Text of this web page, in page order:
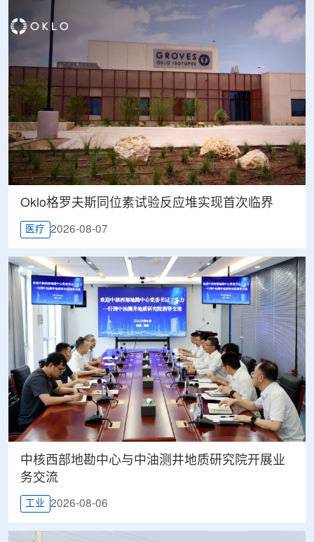
Oklo格罗夫斯同位素试验反应堆实现首次临界
医疗 2026-08-07
中核西部地勘中心与中油测井地质研究院开展业
务交流
工业 2026-08-06